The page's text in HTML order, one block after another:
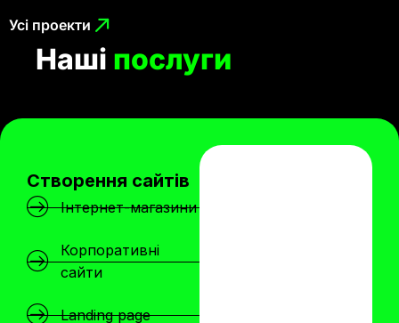
Усі проекти
Наші послуги
Створення сайтів
Інтернет-магазини
Корпоративні
сайти
Landing page